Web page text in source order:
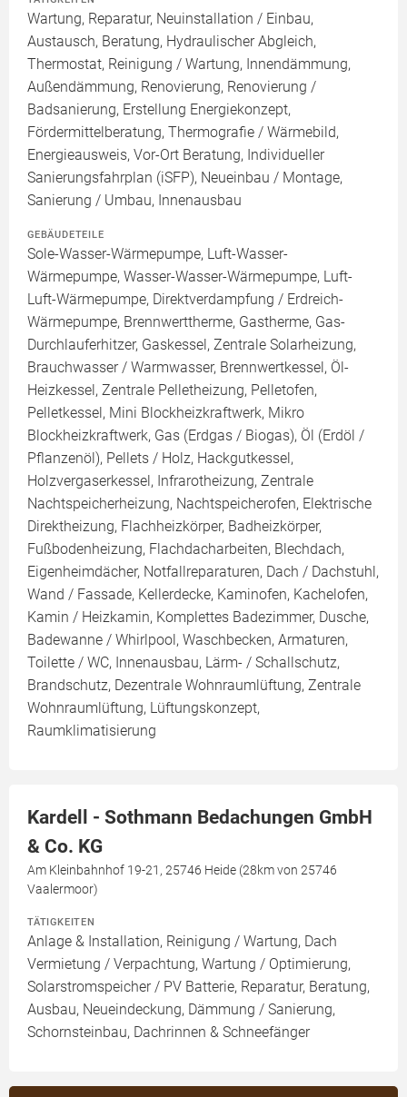
Wartung, Reparatur, Neuinstallation / Einbau,
Austausch, Beratung, Hydraulischer Abgleich,
Thermostat, Reinigung / Wartung, Innendämmung,
Außendämmung, Renovierung, Renovierung /
Badsanierung, Erstellung Energiekonzept,
Fördermittelberatung, Thermografie / Wärmebild,
Energieausweis, Vor-Ort Beratung, Individueller
Sanierungsfahrplan (iSFP), Neueinbau / Montage,
Sanierung / Umbau, Innenausbau
GEBÄUDETEILE
Sole-Wasser-Wärmepumpe, Luft-Wasser-
Wärmepumpe, Wasser-Wasser-Wärmepumpe, Luft-
Luft-Wärmepumpe, Direktverdampfung / Erdreich-
Wärmepumpe, Brennwerttherme, Gastherme, Gas-
Durchlauferhitzer, Gaskessel, Zentrale Solarheizung,
Brauchwasser / Warmwasser, Brennwertkessel, Öl-
Heizkessel, Zentrale Pelletheizung, Pelletofen,
Pelletkessel, Mini Blockheizkraftwerk, Mikro
Blockheizkraftwerk, Gas (Erdgas / Biogas), Öl (Erdöl /
Pflanzenöl), Pellets / Holz, Hackgutkessel,
Holzvergaserkessel, Infrarotheizung, Zentrale
Nachtspeicherheizung, Nachtspeicherofen, Elektrische
Direktheizung, Flachheizkörper, Badheizkörper,
Fußbodenheizung, Flachdacharbeiten, Blechdach,
Eigenheimdächer, Notfallreparaturen, Dach / Dachstuhl,
Wand / Fassade, Kellerdecke, Kaminofen, Kachelofen,
Kamin / Heizkamin, Komplettes Badezimmer, Dusche,
Badewanne / Whirlpool, Waschbecken, Armaturen,
Toilette / WC, Innenausbau, Lärm- / Schallschutz,
Brandschutz, Dezentrale Wohnraumlüftung, Zentrale
Wohnraumlüftung, Lüftungskonzept,
Raumklimatisierung
Kardell - Sothmann Bedachungen GmbH
& Co. KG
Am Kleinbahnhof 19-21, 25746 Heide (28km von 25746
Vaalermoor)
TÄTIGKEITEN
Anlage & Installation, Reinigung / Wartung, Dach
Vermietung / Verpachtung, Wartung / Optimierung,
Solarstromspeicher / PV Batterie, Reparatur, Beratung,
Ausbau, Neueindeckung, Dämmung / Sanierung,
Schornsteinbau, Dachrinnen & Schneefänger